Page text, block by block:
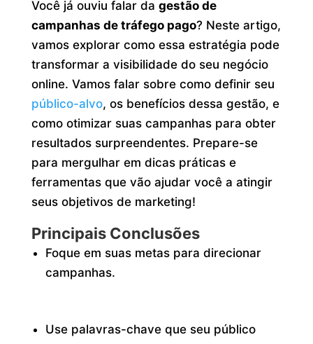
Você já ouviu falar da gestão de
campanhas de tráfego pago? Neste artigo,
vamos explorar como essa estratégia pode
transformar a visibilidade do seu negócio
online. Vamos falar sobre como definir seu
público-alvo, os benefícios dessa gestão, e
como otimizar suas campanhas para obter
resultados surpreendentes. Prepare-se
para mergulhar em dicas práticas e
ferramentas que vão ajudar você a atingir
seus objetivos de marketing!
Principais Conclusões
Foque em suas metas para direcionar
campanhas.
Use palavras-chave que seu público